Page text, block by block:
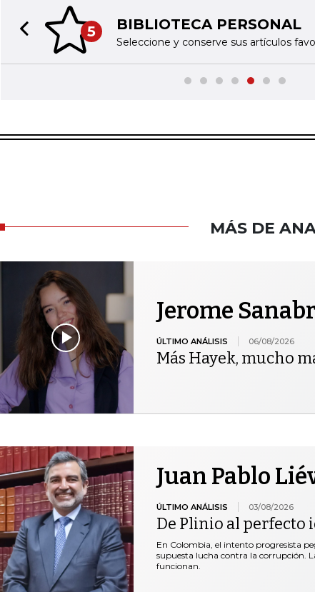
5 BIBLIOTECA PERSONAL
Seleccione y conserve sus artículos
Previous slide
MÁS DE
Jerome
ÚLTIMO ANÁLISIS 06/08/2026
Más Hayek, mucho
Juan Pablo
ÚLTIMO ANÁLISIS 03/08/2026
De Plinio al perfecto
En Colombia, el intento progresista
supuesta lucha contra la corrupción.
funcionan.